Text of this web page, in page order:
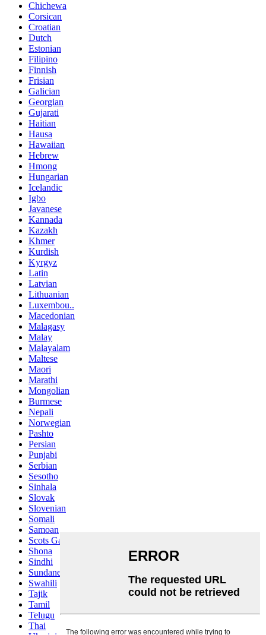
Chichewa
Corsican
Croatian
Dutch
Estonian
Filipino
Finnish
Frisian
Galician
Georgian
Gujarati
Haitian
Hausa
Hawaiian
Hebrew
Hmong
Hungarian
Icelandic
Igbo
Javanese
Kannada
Kazakh
Khmer
Kurdish
Kyrgyz
Latin
Latvian
Lithuanian
Luxembou..
Macedonian
Malagasy
Malay
Malayalam
Maltese
Maori
Marathi
Mongolian
Burmese
Nepali
Norwegian
Pashto
Persian
Punjabi
Serbian
Sesotho
Sinhala
Slovak
Slovenian
Somali
Samoan
Scots Gaelic
Shona
Sindhi
Sundanese
Swahili
Tajik
Tamil
Telugu
Thai